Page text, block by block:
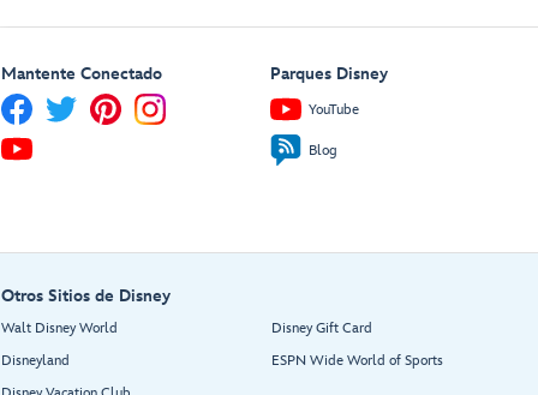
Mantente Conectado Parques Disney
YouTube
Blog
Otros Sitios de Disney
Walt Disney World
Disneyland
Disney Gift Card
ESPN Wide World of Sports